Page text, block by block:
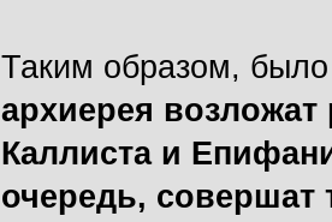
Таким образом,
архиерея
Каллиста и
очередь, совершат